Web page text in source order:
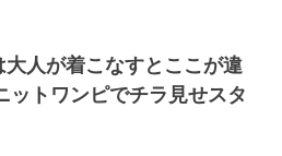
人が着こなすとここが違
ットワンピでチラ見せスタ